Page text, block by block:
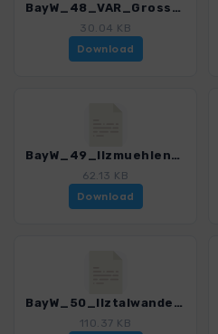
BayW_48_VAR_Grosser Falkenstein_Kleiner Falkenstein_4225_8.gpx
30.04 KB
Download
BayW_49_Ilzmuehlen_4225_8.gpx
62.13 KB
Download
BayW_50_Ilztalwanderung_4225_8.gpx
110.37 KB